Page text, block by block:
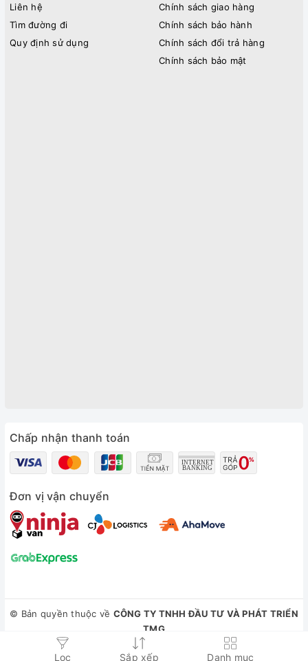
Lọc Sắp xếp Danh mục
Liên hệ
Tìm đường đi
Quy định sử dụng
Chính sách giao hàng
Chính sách bảo hành
Chính sách đổi trả hàng
Chính sách bảo mật
Chấp nhận thanh toán
Đơn vị vận chuyển
© Bản quyền thuộc về CÔNG TY TNHH ĐẦU TƯ VÀ PHÁT TRIỂN
TMG
Cung cấp bởi